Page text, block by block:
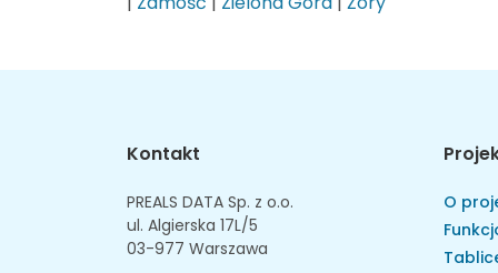
Kontakt
PREALS DATA Sp. z o.o.
ul. Algierska 17L/5
03-977 Warszawa
O